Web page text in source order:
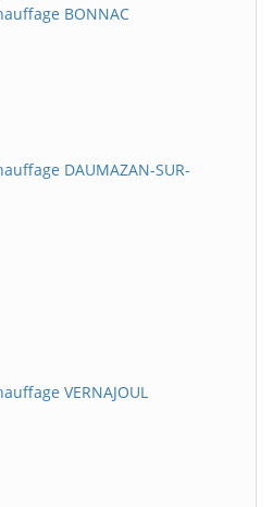
BONNAC
DAUMAZAN-SUR-
VERNAJOUL